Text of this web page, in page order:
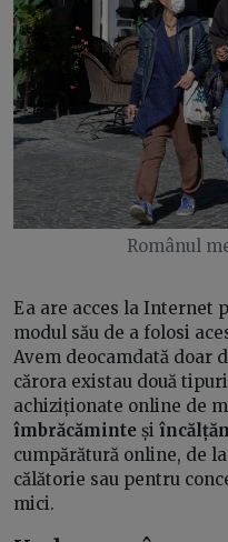
Românul
Ea are acces la Internet
modul său de a folosi
Avem deocamdată doar
cărora existau două
achiziționate online de
îmbrăcăminte și
cumpărătură online, de
călătorie sau pentru
mici.